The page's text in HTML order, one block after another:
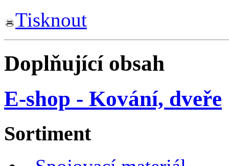
Tisknout
Doplňující obsah
E-shop - Kování, dveře
Sortiment